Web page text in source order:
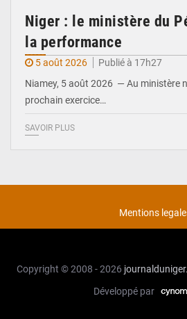
Niger : le ministère du
la performance
5 août 2026
Publié à 17h27
Niamey, 5 août 2026 — Au ministère
prochain exercice…
SAVOIR PLUS
Mentions
Copyright © 2008 - 2026
Développé par